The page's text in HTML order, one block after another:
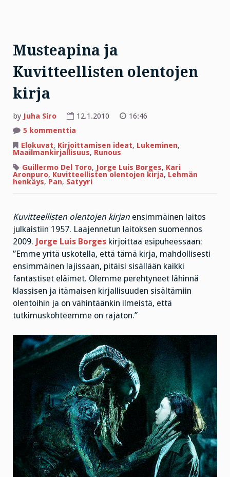
Musteapina ja
Kuvitteellisten olentojen
kirja
by Juha Siro 12.1.2010
16:46
5 kommenttia
ja
Kuvitteellisten
olentojen
kirja
Elokuvat, Kirjoittamisen ideat, Lukeminen,
Maailmankirjallisuus, Runous
Guillermo Del Toro, Jorge Luis Borges, Kari
Aronpuro, Kuvitteellisten olentojen kirja, Lehmän
henkäys, Pan, Satyyri
Kuvitteellisten olentojen kirjan ensimmäinen laitos
julkaistiin 1957. Laajennetun laitoksen suomennos
2009.
Jorge Luis Borges kirjoittaa esipuheessaan:
”Emme yritä uskotella, että tämä kirja, mahdollisesti
ensimmäinen lajissaan, pitäisi sisällään kaikki
fantastiset eläimet. Olemme perehtyneet lähinnä
klassisen ja itämaisen kirjallisuuden sisältämiin
olentoihin ja on vähintäänkin ilmeistä, että
tutkimuskohteemme on rajaton.”